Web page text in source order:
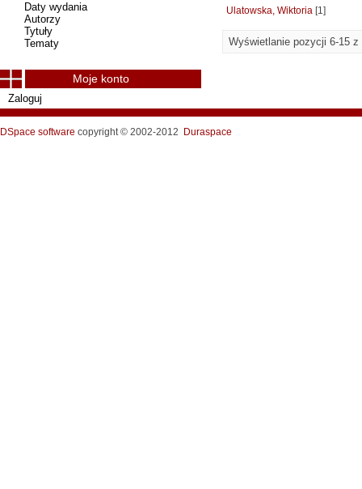
Ulatowska, Wiktoria [1]
Wyświetlanie pozycji 6-15 z
Daty wydania
Autorzy
Tytuły
Tematy
Moje konto
Zaloguj
DSpace software copyright © 2002-2012 Duraspace